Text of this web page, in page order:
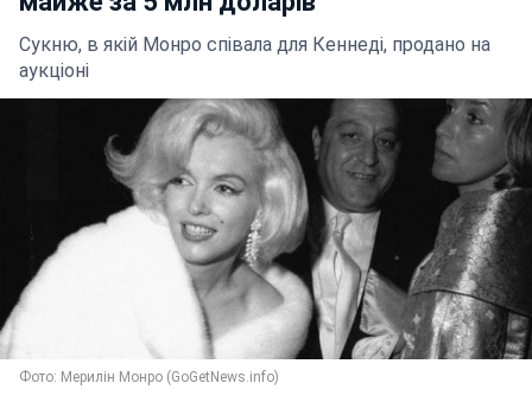
Сукню, в якій Монро співала для Кеннеді, продано на
аукціоні
Фото: Мерилін Монро (GoGetNews.info)